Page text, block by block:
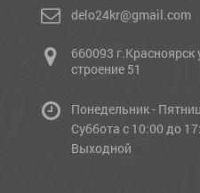
delo24kr@gmail.com
660093
строение 51
Понедельник -
Cуббота с 10:00 до
Выходной